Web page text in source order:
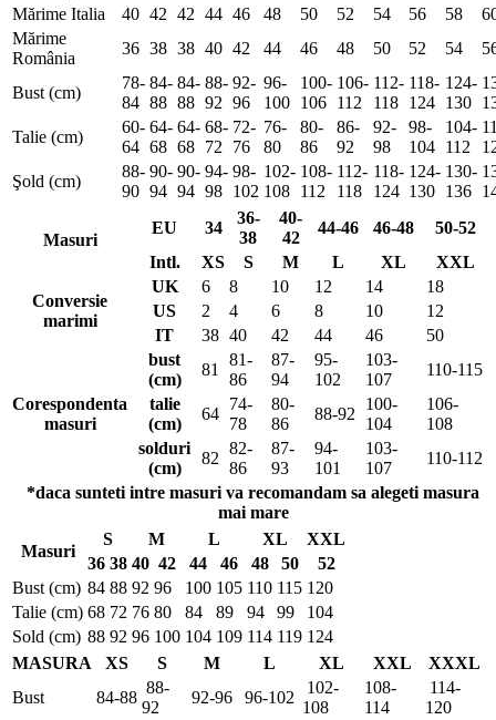
Mărime Italia
40 42 42 44 46 48 50 52 54 56 58
Mărime
România
36 38 38 40 42 44 46 48 50 52 54
Bust (cm)
78-
84
84-
88
84-
88
88-
92
92-
96
96-
100
100-
106
106-
112
112-
118
118-
124
124-
130
Talie (cm)
60-
64
64-
68
64-
68
68-
72
72-
76
76-
80
80-
86
86-
92
92-
98
98-
104
104-
112
Şold (cm)
88-
90
90-
94
90-
94
94-
98
98-
102
102-
108
108-
112
112-
118
118-
124
124-
130
130-
136
Masuri
EU 34
36-
38
40-
42
44-46 46-48
50-52
Intl.
XS S M L XL XXL
Conversie
marimi
UK 6 8 10 12 14
18
US
2 4 6 8 10
12
IT
38 40 42 44 46 50
Corespondenta
masuri
bust
(cm)
81
81-
86
87-
94
95-
102
103-
107
110-115
talie
(cm)
64
74-
78
80-
86
88-92
100-
104
106-
108
solduri
(cm)
82
82-
86
87-
93
94-
101
103-
107
110-112
*daca sunteti intre masuri va recomandam sa alegeti masura
mai mare
Masuri
S M L XL
XXL
36 38 40 42 44 46 48 50
52
Bust (cm) 84 88 92 96 100 105 110 115 120
Talie (cm) 68 72 76 80 84 89 94 99
104
Sold (cm) 88 92 96 100 104 109 114 119 124
MASURA
XS S M L XL XXL
XXXL
Bust
84-88
88-
92
92-96 96-102
102-
108
108-
114
114-
120